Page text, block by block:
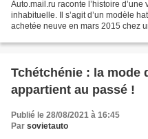
Auto.mail.ru raconte l’histoire
inhabituelle. Il s’agit d’un modèle
achetée neuve en mars 2015 chez
Tchétchénie : la mode
appartient au passé !
Publié le 28/08/2021 à 16:45
Par sovietauto